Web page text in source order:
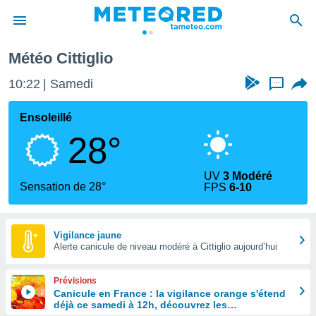
de
Météo Cittiglio
10:22 Samedi ...
Ensoleillé
28°
Sensation de 28°
UV3 Modéré
FPS6-10
Vigilance jaune
Alerte canicule de niveau modéré à Cittiglio aujourd’hui
Prévisions
Canicule en France : la vigilance orange s'étend
déjà ce samedi à 12h, découvrez les